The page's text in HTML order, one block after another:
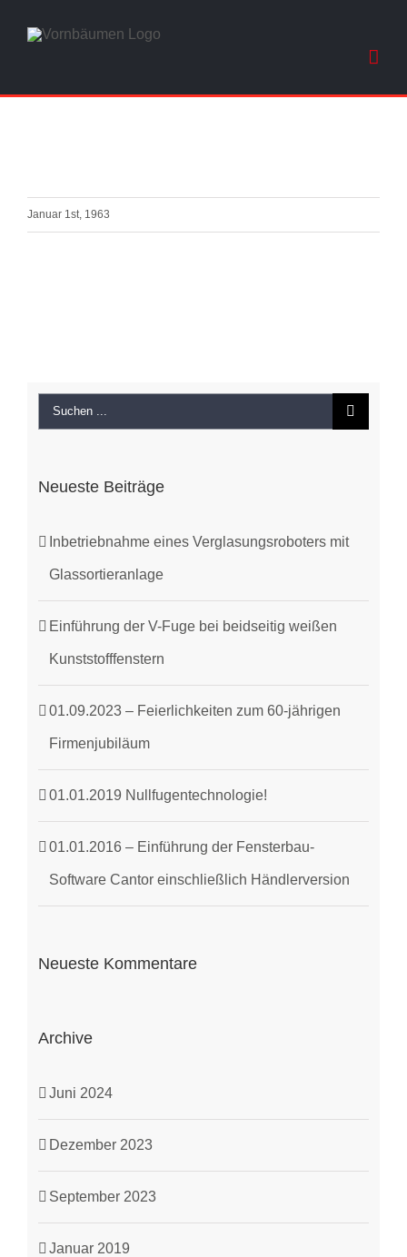
Januar 1st, 1963
Suche
Neueste Beiträge
Inbetriebnahme eines Verglasungsroboters mit
Glassortieranlage
Einführung der V-Fuge bei beidseitig weißen
Kunststofffenstern
01.09.2023 – Feierlichkeiten zum 60-jährigen
Firmenjubiläum
01.01.2019 Nullfugentechnologie!
01.01.2016 – Einführung der Fensterbau-
Software Cantor einschließlich Händlerversion
Neueste Kommentare
Archive
Juni 2024
Dezember 2023
September 2023
Januar 2019